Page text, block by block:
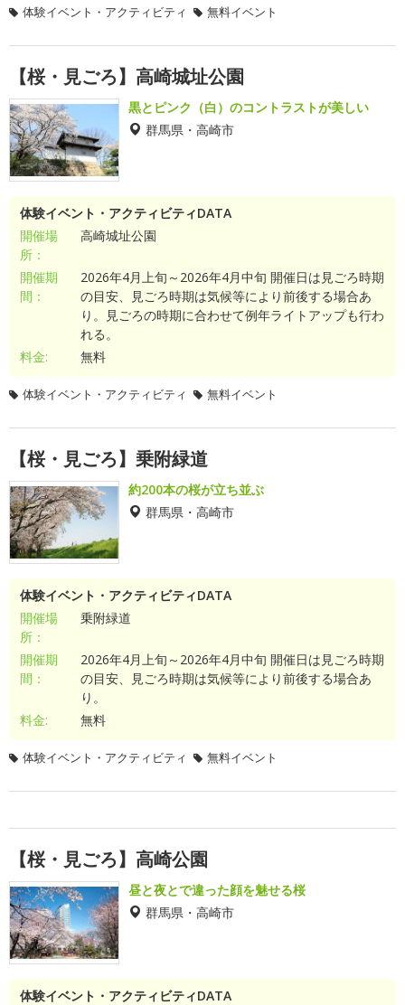
体験イベント・アクティビティ 無料イベント
【桜・見ごろ】高崎城址公園
黒とピンク（白）のコントラストが美しい
群馬県・高崎市
体験イベント・アクティビティDATA
開催場
所：
高崎城址公園
開催期
間：
2026年4月上旬～2026年4月中旬 開催日は見ごろ時期
の目安、見ごろ時期は気候等により前後する場合あ
り。見ごろの時期に合わせて例年ライトアップも行わ
れる。
料金:
無料
体験イベント・アクティビティ 無料イベント
【桜・見ごろ】乗附緑道
約200本の桜が立ち並ぶ
群馬県・高崎市
体験イベント・アクティビティDATA
開催場
所：
乗附緑道
開催期
間：
2026年4月上旬～2026年4月中旬 開催日は見ごろ時期
の目安、見ごろ時期は気候等により前後する場合あ
り。
料金:
無料
体験イベント・アクティビティ 無料イベント
【桜・見ごろ】高崎公園
昼と夜とで違った顔を魅せる桜
群馬県・高崎市
体験イベント・アクティビティDATA